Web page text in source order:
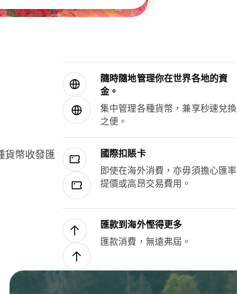
貨幣收發匯
隨時隨地管理你在世界各地的資
金。
集中管理各種貨幣，兼享秒速兌換
之便。
國際扣賬卡
即使在海外消費，亦毋須擔心匯率
提價或高昂交易費用。
匯款到海外慳得更多
匯款消費，無遠弗屆。